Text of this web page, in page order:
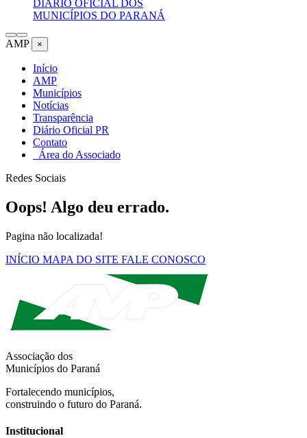
DIÁRIO OFICIAL DOS
MUNICÍPIOS DO PARANÁ
AMP ×
Início
AMP
Municípios
Notícias
Transparência
Diário Oficial PR
Contato
Área do Associado
Redes Sociais
Oops! Algo deu errado.
Pagina não localizada!
INÍCIO MAPA DO SITE FALE CONOSCO
Associação dos
Municípios do Paraná
Fortalecendo municípios,
construindo o futuro do Paraná.
Institucional